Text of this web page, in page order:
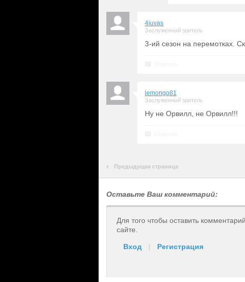
4iuvas
Заслуженный зритель
3-ий сезон на перемотках.
lemongo81
Заслуженный зритель
Ну не Орвилл, не Орвилл!!!
Предыдущая страница
Оставьте Ваш комментарий:
Для того чтобы оставить
сайте.
Вход | Регистрация